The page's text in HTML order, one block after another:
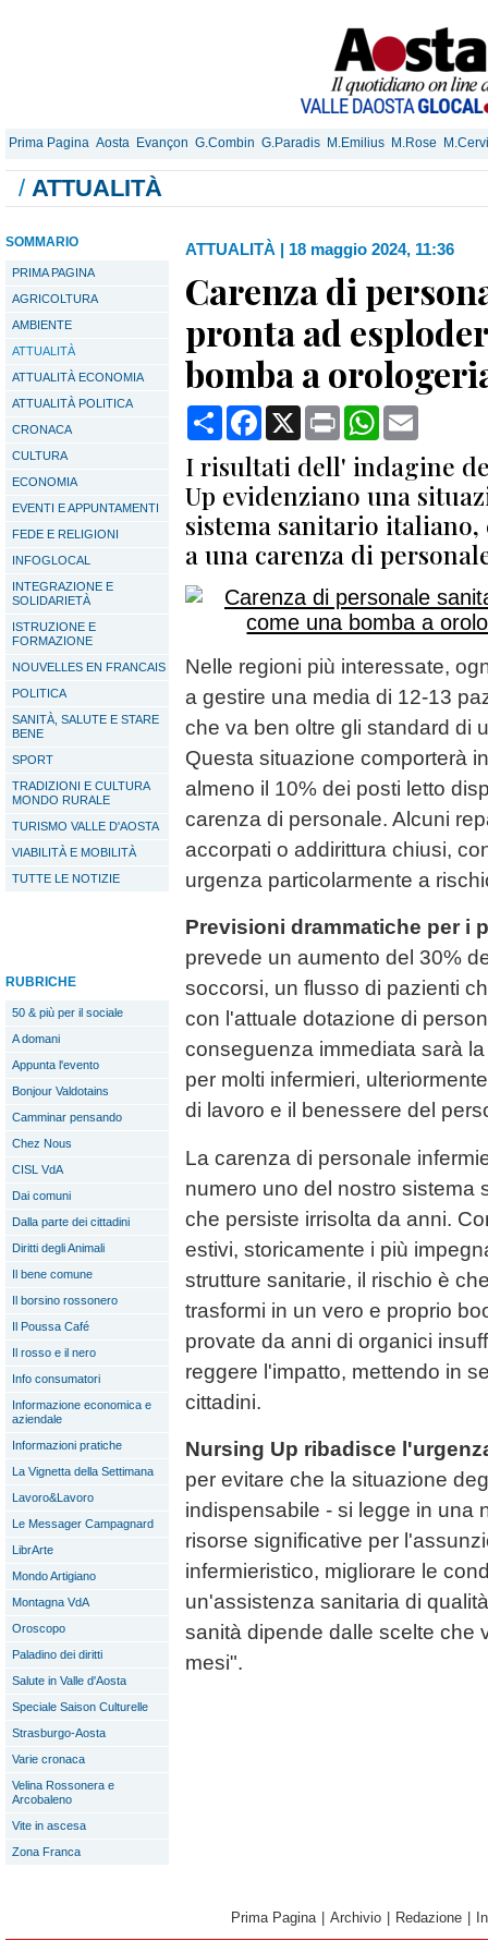
Prima Pagina Aosta Evançon G.Combin G.Paradis M.Emilius M.Rose
/ ATTUALITÀ
SOMMARIO
PRIMA PAGINA
AGRICOLTURA
AMBIENTE
ATTUALITÀ
ATTUALITÀ ECONOMIA
ATTUALITÀ POLITICA
CRONACA
CULTURA
ECONOMIA
EVENTI E APPUNTAMENTI
FEDE E RELIGIONI
INFOGLOCAL
INTEGRAZIONE E
SOLIDARIETÀ
ISTRUZIONE E
FORMAZIONE
NOUVELLES EN FRANCAIS
POLITICA
SANITÀ, SALUTE E STARE
BENE
SPORT
TRADIZIONI E CULTURA
MONDO RURALE
TURISMO VALLE D'AOSTA
VIABILITÀ E MOBILITÀ
TUTTE LE NOTIZIE
RUBRICHE
50 & più per il sociale
A domani
Appunta l'evento
Bonjour Valdotains
Camminar pensando
Chez Nous
CISL VdA
Dai comuni
Dalla parte dei cittadini
Diritti degli Animali
Il bene comune
Il borsino rossonero
Il Poussa Café
Il rosso e il nero
Info consumatori
Informazione economica e
aziendale
Informazioni pratiche
La Vignetta della Settimana
Lavoro&Lavoro
Le Messager Campagnard
LibrArte
Mondo Artigiano
Montagna VdA
Oroscopo
Paladino dei diritti
Salute in Valle d'Aosta
Speciale Saison Culturelle
Strasburgo-Aosta
Varie cronaca
Velina Rossonera e
Arcobaleno
Vite in ascesa
Zona Franca
ATTUALITÀ | 18 maggio 2024, 11:36
Carenza di
pronta ad
bomba a
CondividiFacebook
X Print WhatsApp
I risultati dell' indagine
Up evidenziano una
sistema sanitario
a una carenza di
Nelle regioni più interessate,
a gestire una media di 12-13
che va ben oltre gli standard di
Questa situazione comporterà
almeno il 10% dei posti letto
carenza di personale. Alcuni
accorpati o addirittura chiusi,
urgenza particolarmente a
Previsioni drammatiche per i
prevede un aumento del 30%
soccorsi, un flusso di pazienti
con l'attuale dotazione di
conseguenza immediata sarà
per molti infermieri,
di lavoro e il benessere del
La carenza di personale
numero uno del nostro sistema
che persiste irrisolta da anni.
estivi, storicamente i più
strutture sanitarie, il rischio è
trasformi in un vero e proprio
provate da anni di organici
reggere l'impatto, mettendo in
cittadini.
Nursing Up ribadisce
per evitare che la situazione
indispensabile - si legge in una
risorse significative per
infermieristico, migliorare le
un'assistenza sanitaria di
sanità dipende dalle scelte che
mesi".
Prima Pagina Archivio Redazione